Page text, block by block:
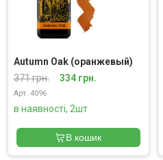
Autumn Oak (оранжевый)
371 грн.
334 грн.
Арт. 4096
в наявності, 2шт
В кошик